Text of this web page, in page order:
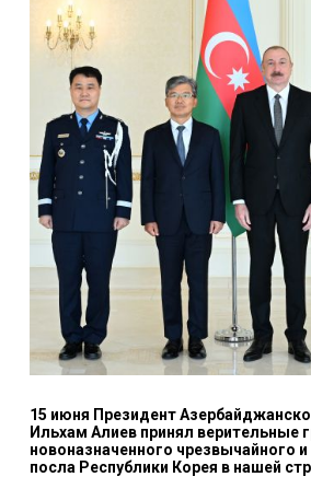
15 июня Президент
Ильхам Алиев принял верительные
новоназначенного чрезвычайного
посла Республики Корея в нашей